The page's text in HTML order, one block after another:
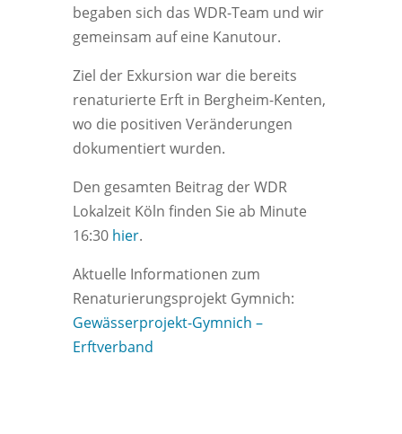
begaben sich das WDR-Team und wir
gemeinsam auf eine Kanutour.
Ziel der Exkursion war die bereits
renaturierte Erft in Bergheim-Kenten,
wo die positiven Veränderungen
dokumentiert wurden.
Den gesamten Beitrag der WDR
Lokalzeit Köln finden Sie ab Minute
16:30 hier.
Aktuelle Informationen zum
Renaturierungsprojekt Gymnich:
Gewässerprojekt-Gymnich –
Erftverband